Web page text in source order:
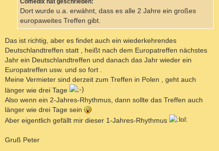
Comedix hat geschrieben:
Dort wurde u.a. erwähnt, dass es alle 2 Jahre ein großes
europaweites Treffen gibt.
Das ist richtig, aber es findet auch ein wiederkehrendes
Deutschlandtreffen statt , heißt nach dem Europatreffen nächstes
Jahr ein Deutschlandtreffen und danach das Jahr wieder ein
Europatreffen usw. und so fort .
Meine Vermieter sind derzeit zum Treffen in Polen , geht auch
länger wie drei Tage
Also wenn ein 2-Jahres-Rhythmus, dann sollte das Treffen auch
länger wie drei Tage sein
Aber eigentlich gefällt mir dieser 1-Jahres-Rhythmus
Gruß Peter